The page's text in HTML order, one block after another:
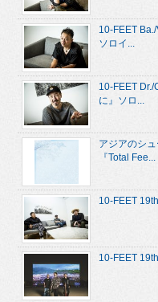
10-FEET
ソロイ...
10-FEET
に』ソロ...
アジアのシ
『Total Fee...
10-FEET
10-FEET